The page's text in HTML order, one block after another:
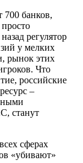
700 банков,
регулятор
у мелких
рынок этих
Что
российские
–
станут
сферах
«убивают»